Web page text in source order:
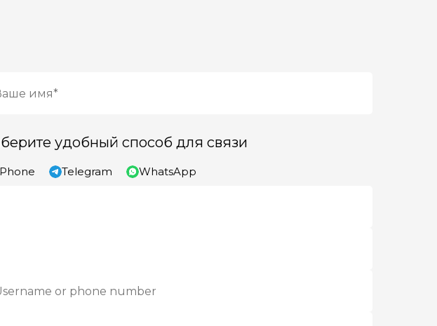
удобный способ для связи
Phone Telegram WhatsApp